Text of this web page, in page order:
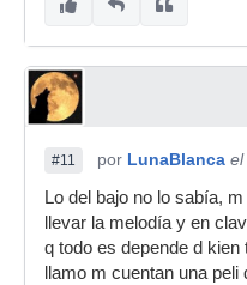
#11 por LunaBlanca el
Lo del bajo no lo sabía,
llevar la melodía y en
q todo es depende d
llamo m cuentan una peli